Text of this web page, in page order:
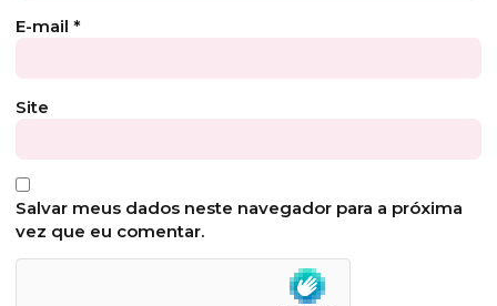
E-mail *
Site
Salvar meus dados neste navegador para a próxima
vez que eu comentar.